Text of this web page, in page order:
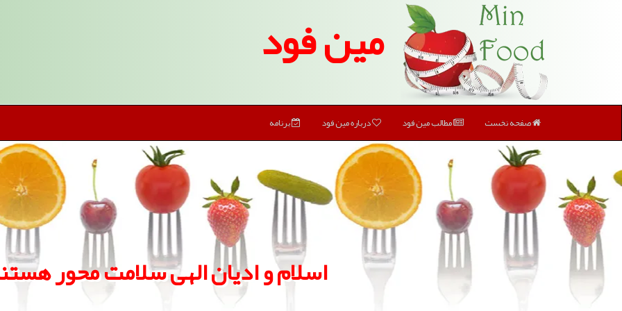
مین فود
صفحه نخست مطالب مین فود درباره مین فود برنامه
اسلام و ادیان الهی سلامت محور